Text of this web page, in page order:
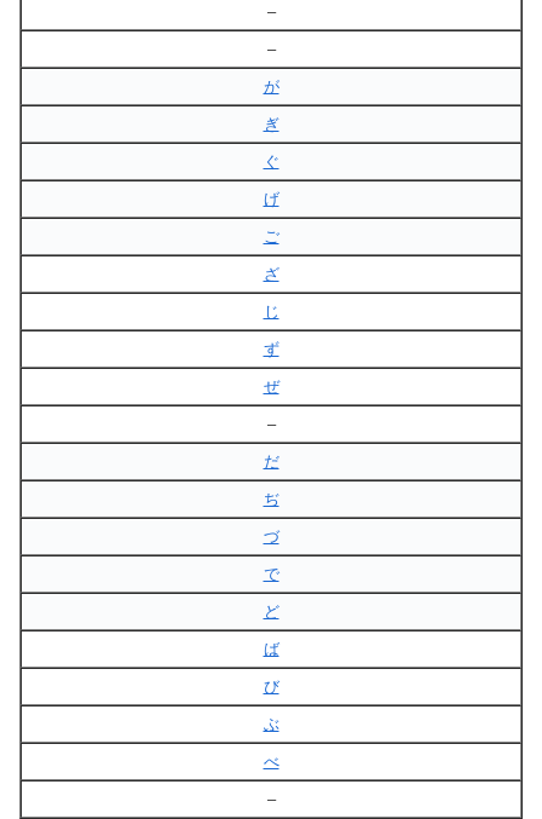
–
–
が
ぎ
ぐ
げ
ご
ざ
じ
ず
ぜ
–
だ
ぢ
づ
で
ど
ば
び
ぶ
べ
–